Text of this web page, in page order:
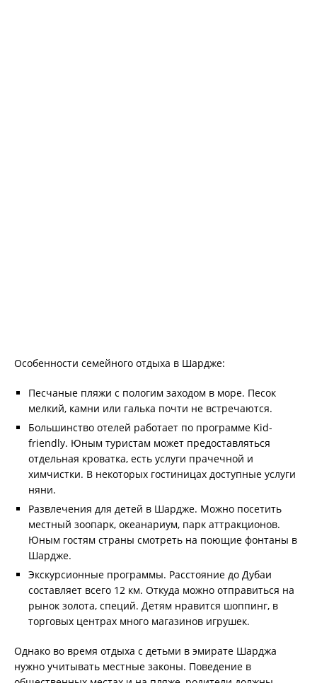
Особенности семейного отдыха в Шардже:
Песчаные пляжи с пологим заходом в море. Песок
мелкий, камни или галька почти не встречаются.
Большинство отелей работает по программе Kid-
friendly. Юным туристам может предоставляться
отдельная кроватка, есть услуги прачечной и
химчистки. В некоторых гостиницах доступные услуги
няни.
Развлечения для детей в Шардже. Можно посетить
местный зоопарк, океанариум, парк аттракционов.
Юным гостям страны смотреть на поющие фонтаны в
Шардже.
Экскурсионные программы. Расстояние до Дубаи
составляет всего 12 км. Откуда можно отправиться на
рынок золота, специй. Детям нравится шоппинг, в
торговых центрах много магазинов игрушек.
Однако во время отдыха с детьми в эмирате Шарджа
нужно учитывать местные законы. Поведение в